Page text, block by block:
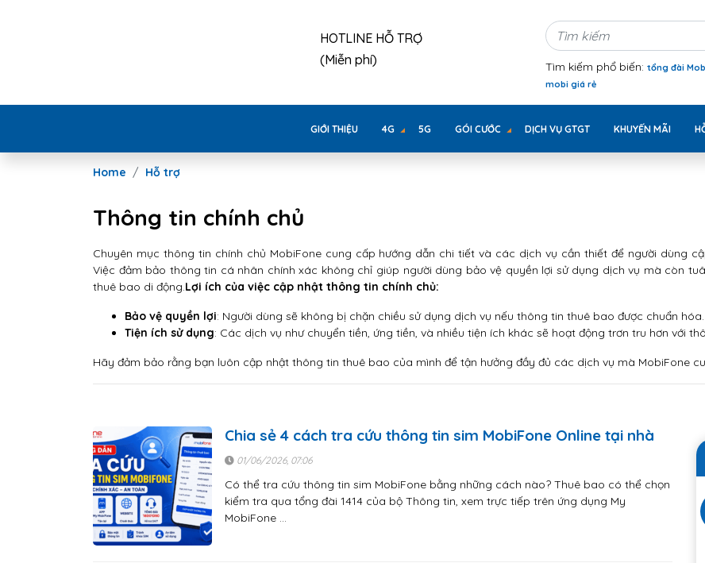
HOTLINE HỖ TRỢ
(Miễn phí)
Tìm kiếm phổ biến: tổng đài
mobi giá rẻ
GIỚI THIỆU 4G 5G GÓI CƯỚC DỊCH VỤ GTGT KHUYẾN MÃI
Home Hỗ trợ
Thông tin chính chủ
Chuyên mục thông tin chính chủ MobiFone cung cấp hướng dẫn chi tiết và các dịch vụ cần thiết để người dùng
Việc đảm bảo thông tin cá nhân chính xác không chỉ giúp người dùng bảo vệ quyền lợi sử dụng dịch vụ mà còn
thuê bao di động.Lợi ích của việc cập nhật thông tin chính chủ:
Bảo vệ quyền lợi: Người dùng sẽ không bị chặn chiều sử dụng dịch vụ nếu thông tin thuê bao được chuẩn hóa.
Tiện ích sử dụng: Các dịch vụ như chuyển tiền, ứng tiền, và nhiều tiện ích khác sẽ hoạt động trơn tru hơn với
Hãy đảm bảo rằng bạn luôn cập nhật thông tin thuê bao của mình để tận hưởng đầy đủ các dịch vụ mà MobiFone
Chia sẻ 4 cách tra cứu thông tin sim MobiFone Online tại nhà
01/06/2026, 07:06
Có thể tra cứu thông tin sim MobiFone bằng những cách nào? Thuê bao có thể chọn
kiểm tra qua tổng đài 1414 của bộ Thông tin, xem trực tiếp trên ứng dụng My
MobiFone …